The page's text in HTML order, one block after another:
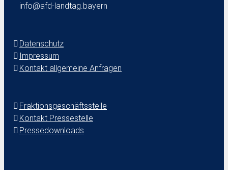
info@afd-landtag.bayern
Datenschutz
Impressum
Kontakt allgemeine Anfragen
Fraktionsgeschäftsstelle
Kontakt Pressestelle
Pressedownloads